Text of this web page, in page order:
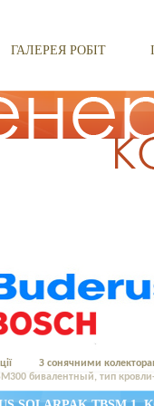
ГАЛЕРЕЯ РОБІТ
З сонячними
бивалентный, тип